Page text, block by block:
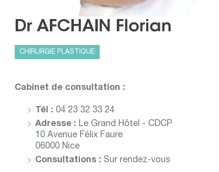
Dr AFCHAIN Florian
CHIRURGIE PLASTIQUE
Cabinet de consultation :
Tél : 04 23 32 33 24
Adresse : Le Grand Hôtel - CDCP
10 Avenue Félix Faure
06000 Nice
Consultations : Sur rendez-vous